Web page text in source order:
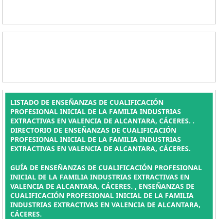
LISTADO DE ENSEÑANZAS DE CUALIFICACIÓN
PROFESIONAL INICIAL DE LA FAMILIA INDUSTRIAS
EXTRACTIVAS EN VALENCIA DE ALCANTARA, CÁCERES. .
DIRECTORIO DE ENSEÑANZAS DE CUALIFICACIÓN
PROFESIONAL INICIAL DE LA FAMILIA INDUSTRIAS
EXTRACTIVAS EN VALENCIA DE ALCANTARA, CÁCERES.
GUÍA DE ENSEÑANZAS DE CUALIFICACIÓN PROFESIONAL
INICIAL DE LA FAMILIA INDUSTRIAS EXTRACTIVAS EN
VALENCIA DE ALCANTARA, CÁCERES. , ENSEÑANZAS DE
CUALIFICACIÓN PROFESIONAL INICIAL DE LA FAMILIA
INDUSTRIAS EXTRACTIVAS EN VALENCIA DE ALCANTARA,
CÁCERES.